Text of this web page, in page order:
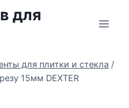
для
для плитки и стекла /
15мм DEXTER